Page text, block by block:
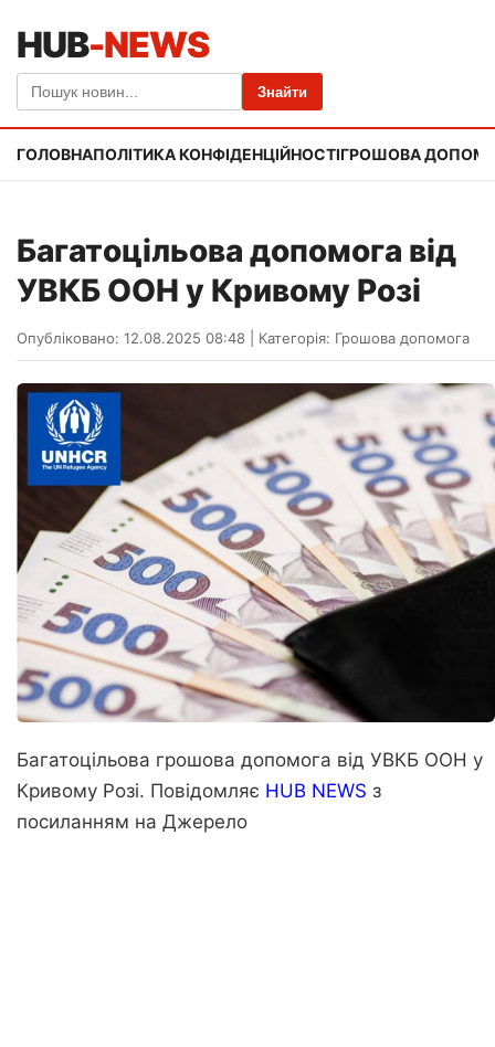
HUB-NEWS
Знайти
ГОЛОВНАПОЛІТИКА КОНФІДЕНЦІЙНОСТІГРОШОВА
Багатоцільова допомога від
УВКБ ООН у Кривому Розі
Опубліковано: 12.08.2025 08:48 Категорія: Грошова допомога
Багатоцільова грошова допомога від УВКБ ООН у
Кривому Розі. Повідомляє HUB NEWS з
посиланням на Джерело